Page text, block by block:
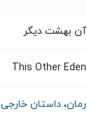
آن بهشت دیگر
This Other Eden
رمان، داستان خارجی